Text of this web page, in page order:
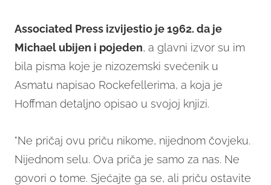
Associated Press izvijestio je1962. da je
Michael ubijen i pojeden, a glavni izvor su im
bila pisma koje je nizozemski svećenik u
Asmatu napisao Rockefellerima, a koja je
Hoffman detaljno opisao u svojoj knjizi.
"Ne pričaj ovu priču nikome, nijednom čovjeku.
Nijednom selu. Ova priča je samo za nas. Ne
govori o tome. Sjećajte ga se, ali priču ostavite